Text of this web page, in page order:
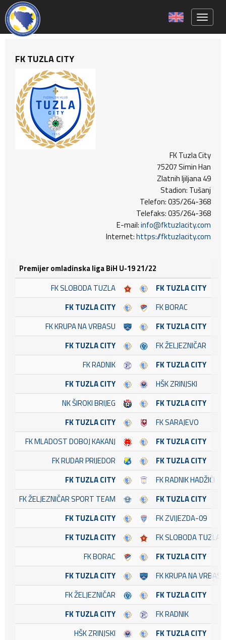
FK TUZLA CITY
FK Tuzla City
75207 Simin Han
Zlatnih ljiljana 49
Stadion: Tušanj
Telefon: 035/264-368
Telefaks: 035/264-368
E-mail:info@fktuzlacity.com
Internet:https://fktuzlacity.com
Premijer omladinska liga BiH U-19 21/22
FK SLOBODA TUZLA
FK TUZLA CITY
FK TUZLA CITY
FK BORAC
FK KRUPA NA VRBASU
FK TUZLA CITY
FK TUZLA CITY
FK ŽELJEZNIČAR
FK RADNIK
FK TUZLA CITY
FK TUZLA CITY
HŠK ZRINJSKI
NK ŠIROKI BRIJEG
FK TUZLA CITY
FK TUZLA CITY
FK SARAJEVO
FK MLADOST DOBOJ KAKANJ
FK TUZLA CITY
FK RUDAR PRIJEDOR
FK TUZLA CITY
FK TUZLA CITY
FK RADNIK HADŽIĆI
FK ŽELJEZNIČAR SPORT TEAM
FK TUZLA CITY
FK TUZLA CITY
FK ZVIJEZDA-09
FK TUZLA CITY
FK SLOBODA TUZLA
FK BORAC
FK TUZLA CITY
FK TUZLA CITY
FK KRUPA NA VRBASU
FK ŽELJEZNIČAR
FK TUZLA CITY
FK TUZLA CITY
FK RADNIK
HŠK ZRINJSKI
FK TUZLA CITY